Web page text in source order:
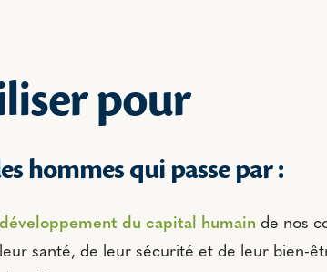
pour
hommes qui passe par :
du capital humain de nos
santé, de leur sécurité et de leur bien-